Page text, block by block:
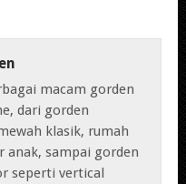
macam gorden
dari gorden
klasik, rumah
anak, sampai gorden
seperti vertical